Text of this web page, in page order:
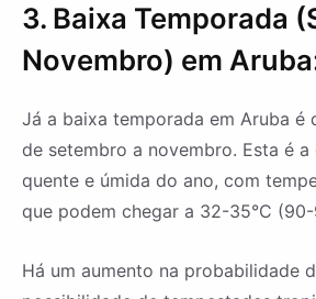
3. Baixa Temporada
Novembro) em
Já a baixa temporada em Aruba é
de setembro a novembro. Esta é a
quente e úmida do ano, com
que podem chegar a 32-35°C (90-
Há um aumento na probabilidade